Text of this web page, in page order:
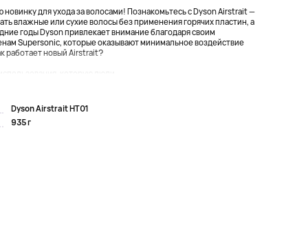
для ухода за волосами! Познакомьтесь с Dyson Airstrait —
влажные или сухие волосы без применения горячих пластин, а
годы Dyson привлекает внимание благодаря своим
Supersonic, которые оказывают минимальное воздействие
работает новый Airstrait?
которую люди...
Dyson Airstrait HT01
935 г